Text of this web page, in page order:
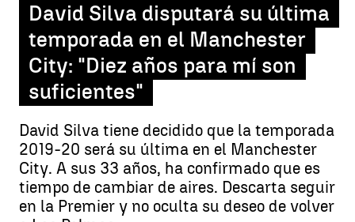
David Silva disputará su última
temporada en el Manchester
City: "Diez años para mí son
suficientes"
David Silva tiene decidido que la temporada
2019-20 será su última en el Manchester
City. A sus 33 años, ha confirmado que es
tiempo de cambiar de aires. Descarta seguir
en la Premier y no oculta su deseo de volver